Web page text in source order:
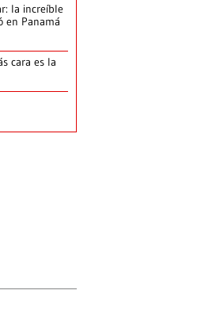
la increíble
en Panamá
cara es la